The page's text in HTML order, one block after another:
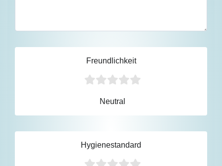
Freundlichkeit
Neutral
Hygienestandard